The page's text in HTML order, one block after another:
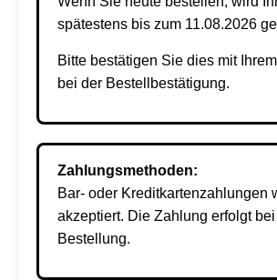
spätestens bis zum 11.08.2026
Bitte bestätigen Sie dies mit
bei der Bestellbestätigung.
Zahlungsmethoden:
Bar- oder Kreditkartenzahlungen
akzeptiert. Die Zahlung erfolgt
Bestellung.